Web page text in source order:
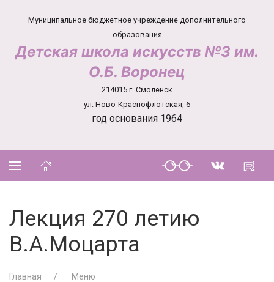
Муниципальное бюджетное учреждение дополнительного
образования
Детская школа искусств №3 им.
О.Б. Воронец
214015 г. Смоленск
ул. Ново-Краснофлотская, 6
год основания 1964
Лекция 270 летию
В.А.Моцарта
Главная Меню